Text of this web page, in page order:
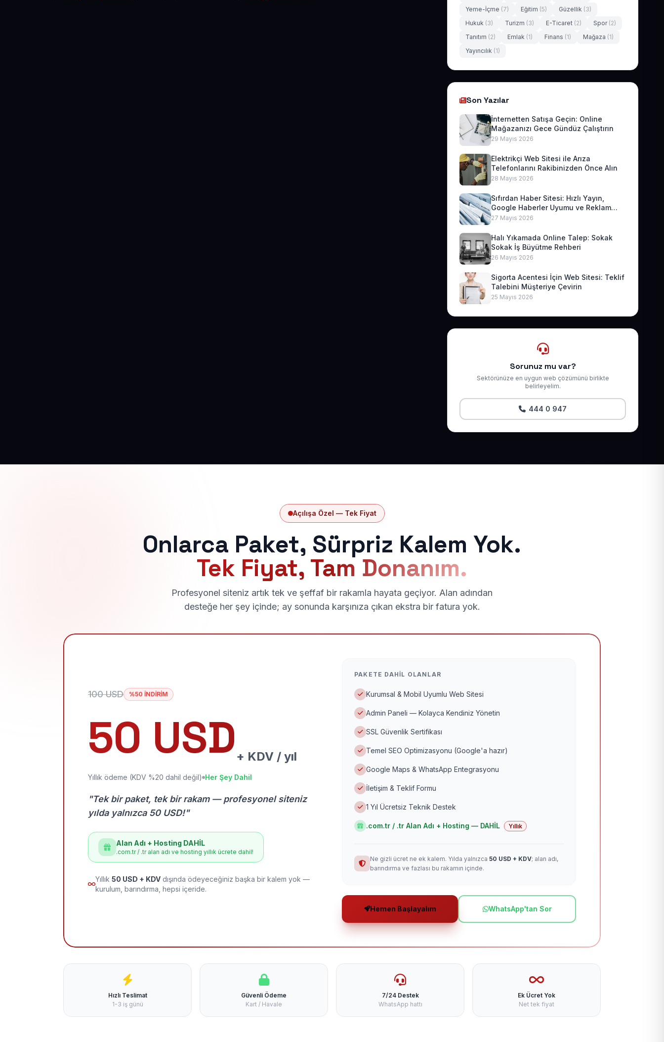
Yeme-İçme (7) Eğitim (5) Güzellik (3)
Hukuk (3) Turizm (3) E-Ticaret (2) Spor (2)
Tanıtım (2) Emlak (1) Finans (1) Mağaza (1)
Yayıncılık (1)
Son Yazılar
İnternetten Satışa Geçin: Online
Mağazanızı Gece Gündüz Çalıştırın
29 Mayıs 2026
Elektrikçi Web Sitesi ile Arıza
Telefonlarını Rakibinizden Önce Alın
28 Mayıs 2026
Sıfırdan Haber Sitesi: Hızlı Yayın,
Google Haberler Uyumu ve Reklam
Geliri
27 Mayıs 2026
Halı Yıkamada Online Talep: Sokak
Sokak İş Büyütme Rehberi
26 Mayıs 2026
Sigorta Acentesi İçin Web Sitesi: Teklif
Talebini Müşteriye Çevirin
25 Mayıs 2026
Sorunuz mu var?
Sektörünüze en uygun web çözümünü birlikte
belirleyelim.
444 0 947
Açılışa Özel — Tek Fiyat
Onlarca Paket, Sürpriz Kalem Yok.
Tek Fiyat, Tam Donanım.
Profesyonel siteniz artık tek ve şeffaf bir rakamla hayata geçiyor. Alan adından
desteğe her şey içinde; ay sonunda karşınıza çıkan ekstra bir fatura yok.
100 USD %50 İNDİRİM
50 USD + KDV / yıl
Yıllık ödeme (KDV %20 dahil değil) Her Şey Dahil
"Tek bir paket, tek bir rakam — profesyonel siteniz
yılda yalnızca 50 USD!"
Alan Adı + Hosting DAHİL
.com.tr / .tr alan adı ve hosting yıllık ücrete dahil!
Yıllık 50 USD + KDV dışında ödeyeceğiniz başka bir kalem yok —
kurulum, barındırma, hepsi içeride.
PAKETE DAHIL OLANLAR
Kurumsal & Mobil Uyumlu Web Sitesi
Admin Paneli — Kolayca Kendiniz Yönetin
SSL Güvenlik Sertifikası
Temel SEO Optimizasyonu (Google'a hazır)
Google Maps & WhatsApp Entegrasyonu
İletişim & Teklif Formu
1 Yıl Ücretsiz Teknik Destek
.com.tr / .tr Alan Adı + Hosting — DAHİL Yıllık
Ne gizli ücret ne ek kalem. Yılda yalnızca 50 USD + KDV; alan adı,
barındırma ve fazlası bu rakamın içinde.
Hemen Başlayalım WhatsApp'tan Sor
Hızlı Teslimat
1-3 iş günü
Güvenli Ödeme
Kart / Havale
7/24 Destek
WhatsApp hattı
Ek Ücret Yok
Net tek fiyat